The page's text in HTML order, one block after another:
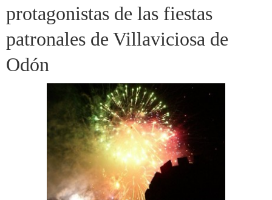
protagonistas de las fiestas
patronales de Villaviciosa de
Odón